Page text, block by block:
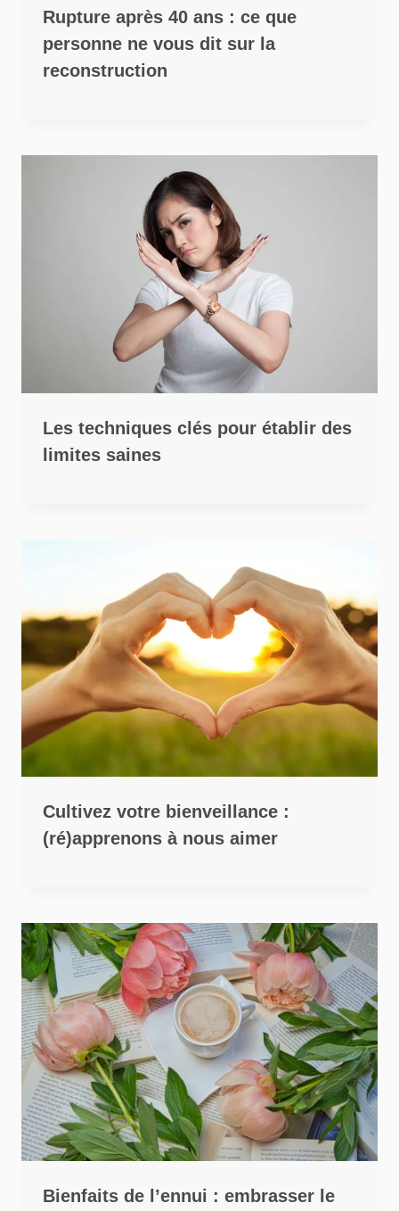
Rupture après 40 ans : ce que
personne ne vous dit sur la
reconstruction
Les techniques clés pour établir des
limites saines
Cultivez votre bienveillance :
(ré)apprenons à nous aimer
Bienfaits de l’ennui : embrasser le